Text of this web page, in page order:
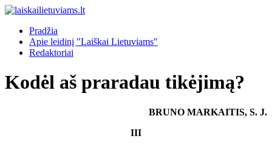
Pradžia
Apie leidinį "Laiškai Lietuviams"
Redaktoriai
Kodėl aš praradau tikėjimą?
BRUNO MARKAITIS, S. J.
III